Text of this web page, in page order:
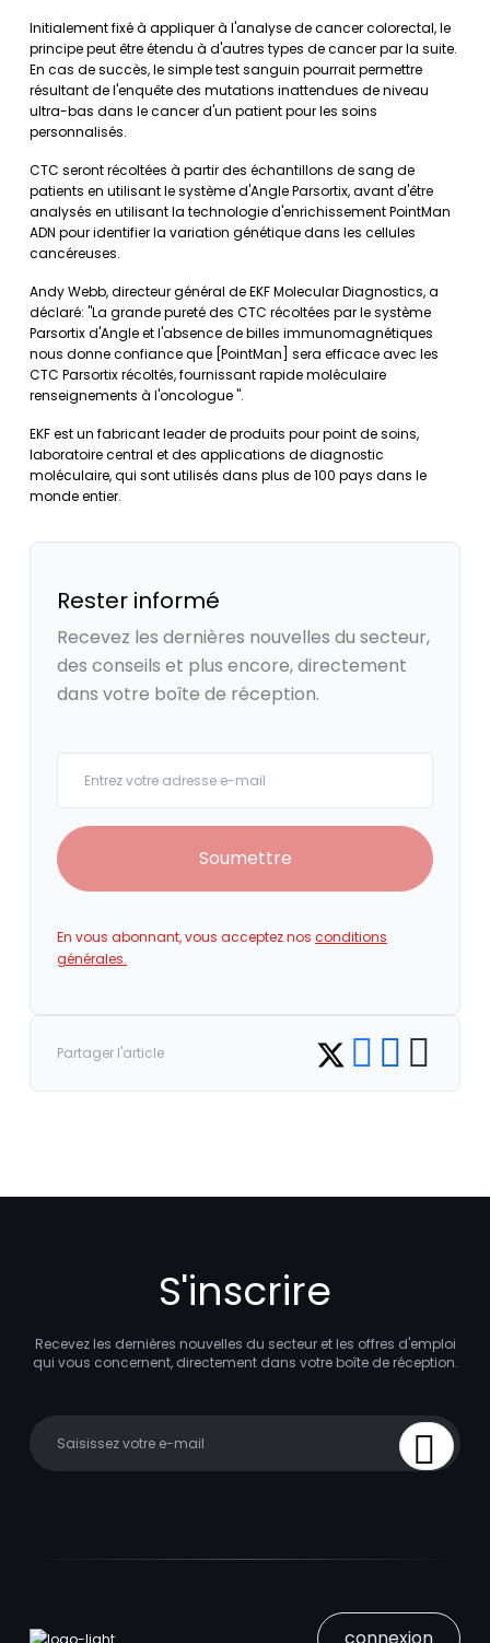
Initialement fixé à appliquer à l'analyse de cancer colorectal, le
principe peut être étendu à d'autres types de cancer par la suite.
En cas de succès, le simple test sanguin pourrait permettre
résultant de l'enquête des mutations inattendues de niveau
ultra-bas dans le cancer d'un patient pour les soins
personnalisés.
CTC seront récoltées à partir des échantillons de sang de
patients en utilisant le système d'Angle Parsortix, avant d'être
analysés en utilisant la technologie d'enrichissement PointMan
ADN pour identifier la variation génétique dans les cellules
cancéreuses.
Andy Webb, directeur général de EKF Molecular Diagnostics, a
déclaré: "La grande pureté des CTC récoltées par le système
Parsortix d'Angle et l'absence de billes immunomagnétiques
nous donne confiance que [PointMan] sera efficace avec les
CTC Parsortix récoltés, fournissant rapide moléculaire
renseignements à l'oncologue ".
EKF est un fabricant leader de produits pour point de soins,
laboratoire central et des applications de diagnostic
moléculaire, qui sont utilisés dans plus de 100 pays dans le
monde entier.
Rester informé
Recevez les dernières nouvelles du secteur,
des conseils et plus encore, directement
dans votre boîte de réception.
Soumettre
En vous abonnant, vous acceptez nos conditions
générales.
Partager l'article Share on Twitter
Share on Facebook
Share on
Copy link
S'inscrire
Recevez les dernières nouvelles du secteur et les offres d'emploi
qui vous concernent, directement dans votre boîte de réception.
Sign Up